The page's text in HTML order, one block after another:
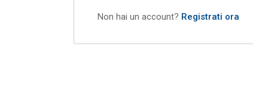
Non hai un account? Registrati ora